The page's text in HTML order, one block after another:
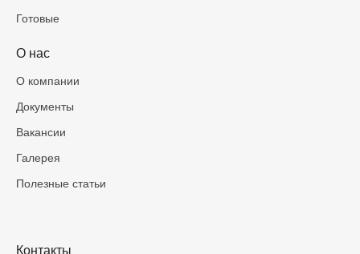
Готовые
О нас
О компании
Документы
Вакансии
Галерея
Полезные статьи
Контакты